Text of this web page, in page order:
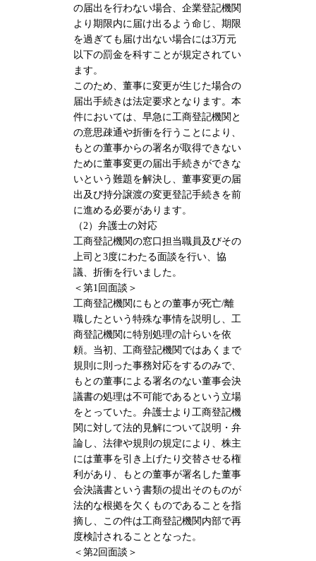
の届出を行わない場合、企業登記機関
より期限内に届け出るよう命じ、期限
を過ぎても届け出ない場合には3万元
以下の罰金を科すことが規定されてい
ます。
このため、董事に変更が生じた場合の
届出手続きは法定要求となります。本
件においては、早急に工商登記機関と
の意思疎通や折衝を行うことにより、
もとの董事からの署名が取得できない
ために董事変更の届出手続きができな
いという難題を解決し、董事変更の届
出及び持分譲渡の変更登記手続きを前
に進める必要があります。
（2）弁護士の対応
工商登記機関の窓口担当職員及びその
上司と3度にわたる面談を行い、協
議、折衝を行いました。
＜第1回面談＞
工商登記機関にもとの董事が死亡/離
職したという特殊な事情を説明し、工
商登記機関に特別処理の計らいを依
頼。当初、工商登記機関ではあくまで
規則に則った事務対応をするのみで、
もとの董事による署名のない董事会決
議書の処理は不可能であるという立場
をとっていた。弁護士より工商登記機
関に対して法的見解について説明・弁
論し、法律や規則の規定により、株主
には董事を引き上げたり交替させる権
利があり、もとの董事が署名した董事
会決議書という書類の提出そのものが
法的な根拠を欠くものであることを指
摘し、この件は工商登記機関内部で再
度検討されることとなった。
＜第2回面談＞